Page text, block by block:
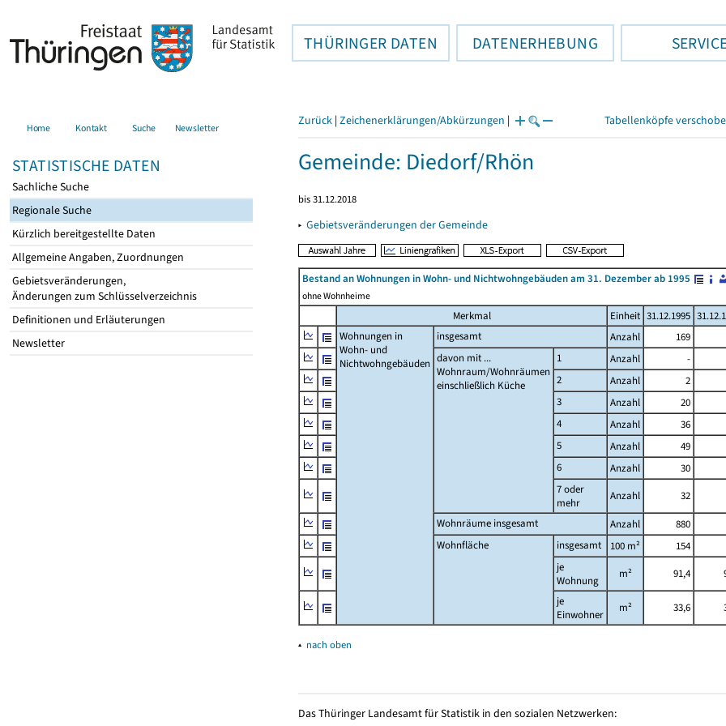
THÜRINGER DATEN DATENERHEBUNG
Home Kontakt Suche Newsletter
STATISTISCHE DATEN
Sachliche Suche
Regionale Suche
Kürzlich bereitgestellte Daten
Allgemeine Angaben, Zuordnungen
Gebietsveränderungen,
Änderungen zum Schlüsselverzeichnis
Definitionen und Erläuterungen
Newsletter
Zurück | Zeichenerklärungen/Abkürzungen | Tabellenköpfe
Gemeinde: Diedorf/Rhön
bis 31.12.2018
▸ Gebietsveränderungen der Gemeinde
Bestand an Wohnungen in Wohn- und Nichtwohngebäuden am 31. Dezember ab 1995
ohne Wohnheime
Merkmal Einheit 31.12.1995
Wohnungen in
Wohn- und
Nichtwohngebäuden
insgesamt Anzahl 169
davon mit ...
Wohnraum/Wohnräumen
einschließlich Küche
1 Anzahl -
2
Anzahl 2
3
Anzahl 20
4
Anzahl 36
5
Anzahl 49
6
Anzahl 30
7 oder
mehr
Anzahl 32
Wohnräume insgesamt
Anzahl 880
Wohnfläche
insgesamt 100 m² 154
je
Wohnung
m² 91,4
je
Einwohner
m² 33,6
▴ nach oben
Das Thüringer Landesamt für Statistik in den sozialen Netzwerken: